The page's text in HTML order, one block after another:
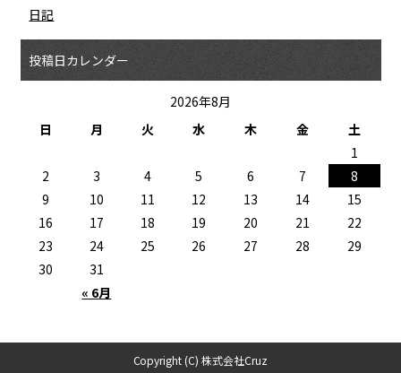
日記
投稿日カレンダー
2026年8月
日
月 火 水 木 金 土
« 6月
1
2
3 4 5 6 7
8
9
10 11 12 13 14
15
16
17 18 19 20 21
22
23
24 25 26 27 28
29
30
31
Copyright (C) 株式会社Cruz